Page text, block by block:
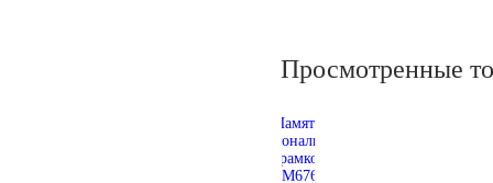
Просмотренные